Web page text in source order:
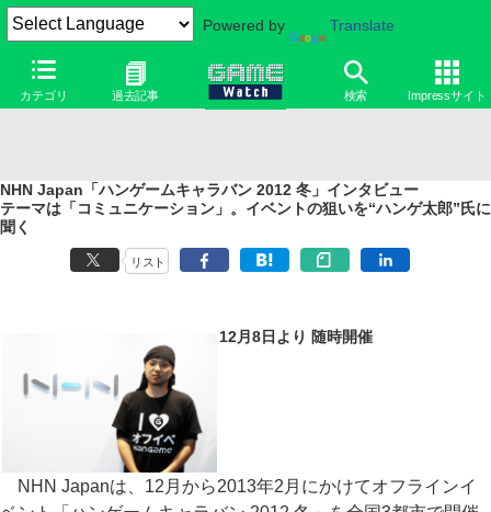
Powered by Translate
カテゴリ 過去記事 検索 Impressサイト
NHN Japan「ハンゲームキャラバン 2012 冬」インタビュー
テーマは「コミュニケーション」。イベントの狙いを“ハンゲ太郎”氏に
聞く
リスト
12月8日より 随時開催
NHN Japanは、12月から2013年2月にかけてオフラインイ